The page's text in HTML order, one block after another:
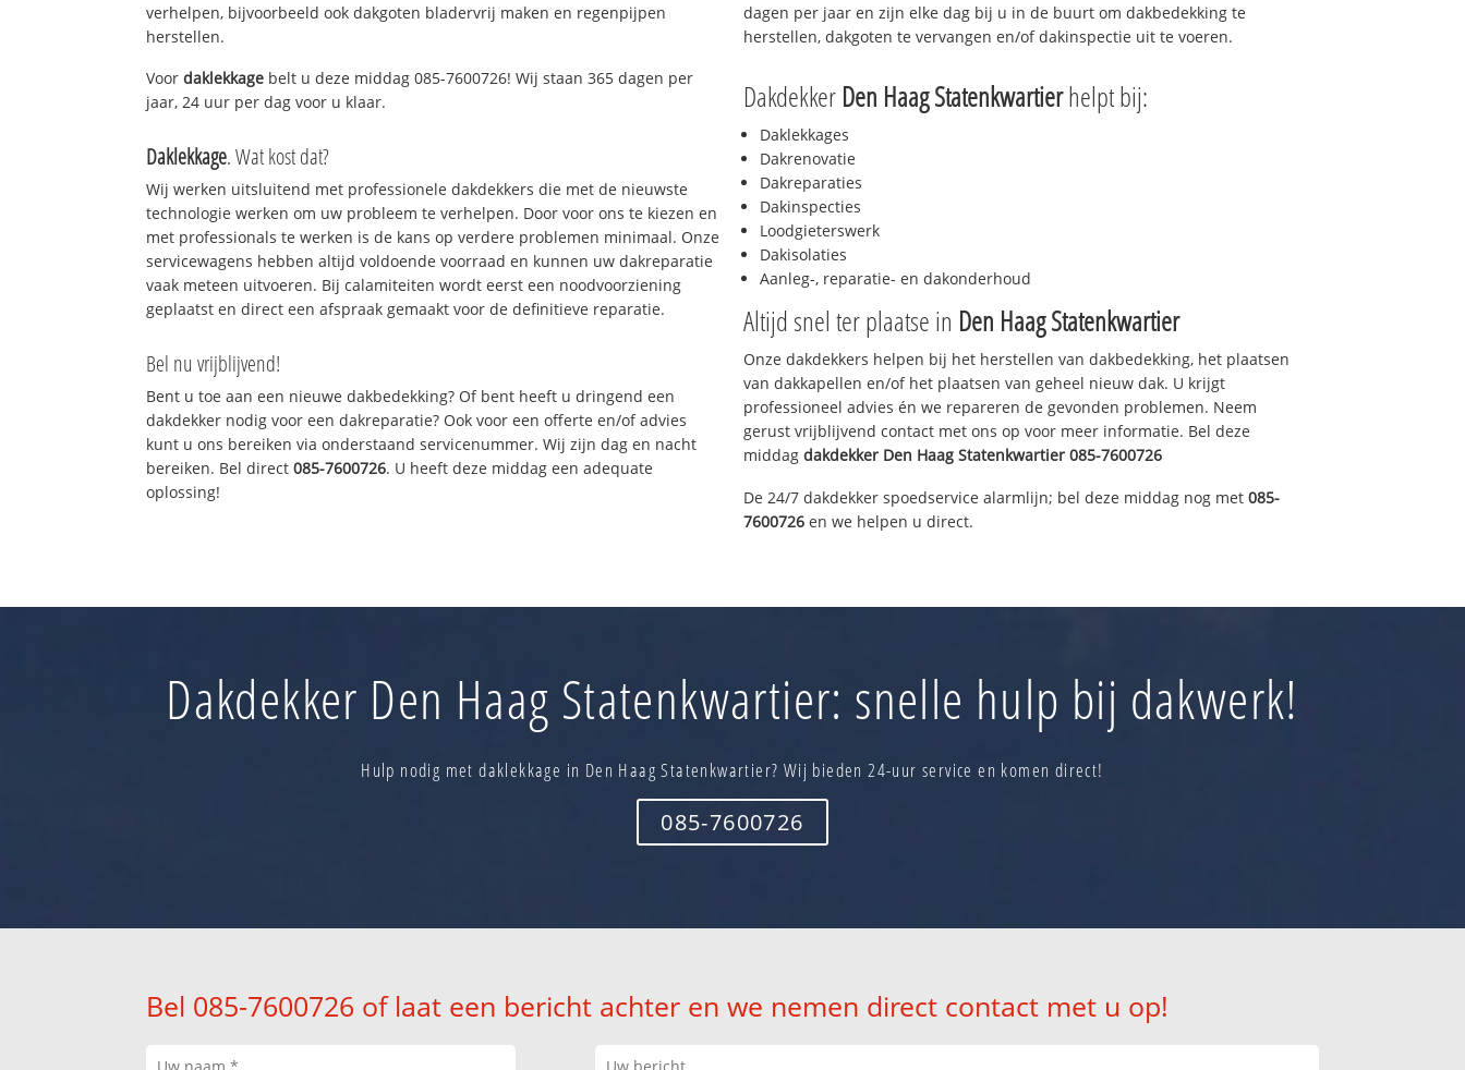
verhelpen, bijvoorbeeld ook dakgoten bladervrij maken en regenpijpen
herstellen.
Voordaklekkage belt u deze middag 085-7600726! Wij staan 365 dagen per
jaar, 24 uur per dag voor u klaar.
Daklekkage. Wat kost dat?
Wij werken uitsluitend met professionele dakdekkers die met de nieuwste
technologie werken om uw probleem te verhelpen. Door voor ons te kiezen en
met professionals te werken is de kans op verdere problemen minimaal. Onze
servicewagens hebben altijd voldoende voorraad en kunnen uw dakreparatie
vaak meteen uitvoeren. Bij calamiteiten wordt eerst een noodvoorziening
geplaatst en direct een afspraak gemaakt voor de definitieve reparatie.
Bel nu vrijblijvend!
Bent u toe aan een nieuwe dakbedekking? Of bent heeft u dringend een
dakdekker nodig voor een dakreparatie? Ook voor een offerte en/of advies
kunt u ons bereiken via onderstaand servicenummer. Wij zijn dag en nacht
bereiken. Bel direct085-7600726. U heeft deze middag een adequate
oplossing!
dagen per jaar en zijn elke dag bij u in de buurt om dakbedekking te
herstellen, dakgoten te vervangen en/of dakinspectie uit te voeren.
Dakdekker Den Haag Statenkwartierhelpt bij:
Daklekkages
Dakrenovatie
Dakreparaties
Dakinspecties
Loodgieterswerk
Dakisolaties
Aanleg-, reparatie- en dakonderhoud
Altijd snel ter plaatse in Den Haag Statenkwartier
Onze dakdekkers helpen bij het herstellen van dakbedekking, het plaatsen
van dakkapellen en/of het plaatsen van geheel nieuw dak. U krijgt
professioneel advies én we repareren de gevonden problemen. Neem
gerust vrijblijvend contact met ons op voor meer informatie. Bel deze
middag dakdekker Den Haag Statenkwartier 085-7600726
De 24/7 dakdekker spoedservice alarmlijn; bel deze middag nog met 085-
7600726 en we helpen u direct.
Dakdekker Den Haag Statenkwartier: snelle hulp bij dakwerk!
Hulp nodig met daklekkage in Den Haag Statenkwartier? Wij bieden 24-uur service en komen direct!
085-7600726
Bel 085-7600726 of laat een bericht achter en we nemen direct contact met u op!